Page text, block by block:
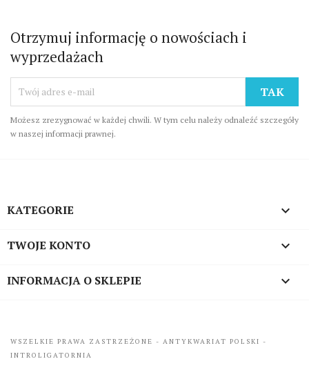
Otrzymuj informację o nowościach i
wyprzedażach
Możesz zrezygnować w każdej chwili. W tym celu należy odnaleźć szczegóły
w naszej informacji prawnej.
KATEGORIE 
TWOJE KONTO 
INFORMACJA O SKLEPIE keyboard_arrow_down
WSZELKIE PRAWA ZASTRZEŻONE - ANTYKWARIAT POLSKI -
INTROLIGATORNIA